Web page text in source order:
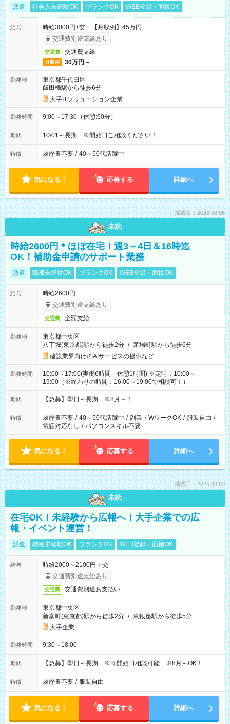
派遣 社会人未経験OK ブランクOK WEB登録・面接OK
給与
時給3000円+交 【月収例】45万円
交通費別途支給あり
交通費 交通費支給
月収例 30万円～
勤務地
東京都千代田区
飯田橋駅から徒歩6分
大手ITソリューション企業
勤務時間 9:00～17:30（休憩:60分）
期間 10/01～長期 ※開始日ご相談ください！
特徴 履歴書不要 / 40～50代活躍中
気になる！ 応募する 詳細へ
掲載日：2026.08.06
未読
時給2600円＊ほぼ在宅！週3～4日＆16時迄
OK！補助金申請のサポート業務
派遣 職種未経験OK ブランクOK WEB登録・面接OK
給与
時給2600円
交通費別途支給あり
交通費 全額支給
勤務地
東京都中央区
八丁堀(東京都)駅から徒歩2分 / 茅場町駅から徒歩6分
建設業界向けのAIサービスの提供など
勤務時間
10:00～17:00(実働6時間 休憩1時間) ※定時：10:00～
19:00（※終わりの時間：16:00～19:00で相談可！）
期間 【急募】即日～長期 ※8月～！
特徴 履歴書不要 / 40～50代活躍中 / 副業・WワークOK / 服装自由 /
電話対応なし / パソコンスキル不要
気になる！ 応募する 詳細へ
掲載日：2026.08.03
未読
在宅OK！未経験から広報へ！大手企業での広
報・イベント運営！
派遣 職種未経験OK ブランクOK WEB登録・面接OK
給与
時給2000～2100円＋交
交通費別途支給あり
交通費 交通費別途お支払い
勤務地
東京都中央区
新富町(東京都)駅から徒歩2分 / 東銀座駅から徒歩5分
大手企業
勤務時間 9:30～18:00
期間 【急募】即日～長期 ※☆開始日相談可能 ※8月～OK！
特徴 履歴書不要 / 服装自由
気になる！ 応募する 詳細へ